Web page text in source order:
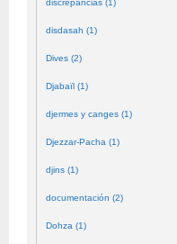
discrepancias (1)
disdasah (1)
Dives (2)
Djabaïl (1)
djermes y canges (1)
Djezzar-Pacha (1)
djins (1)
documentación (2)
Dohza (1)